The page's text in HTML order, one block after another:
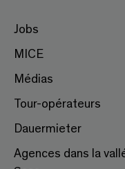
Jobs
MICE
Médias
Tour-opérateurs
Dauermieter
Agences dans la